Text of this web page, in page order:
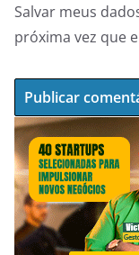
Salvar meus
próxima vez que